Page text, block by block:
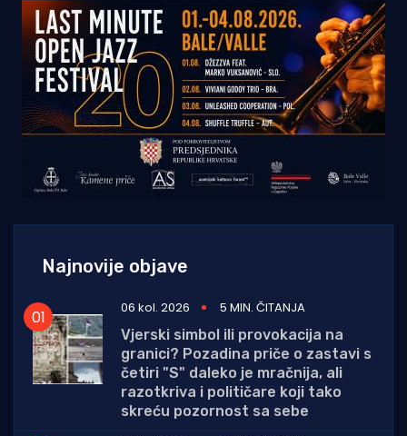
Najnovije objave
06 kol. 2026
5 MIN. ČITANJA
Vjerski simbol ili provokacija na
granici? Pozadina priče o zastavi s
četiri "S" daleko je mračnija, ali
razotkriva i političare koji tako
skreću pozornost sa sebe